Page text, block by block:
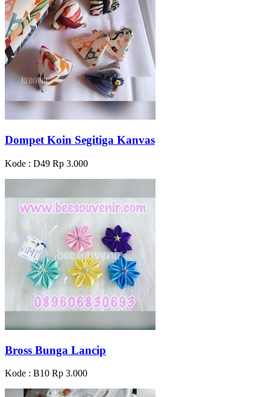
Dompet Koin Segitiga Kanvas
Kode : D49 Rp 3.000
Bross Bunga Lancip
Kode : B10 Rp 3.000